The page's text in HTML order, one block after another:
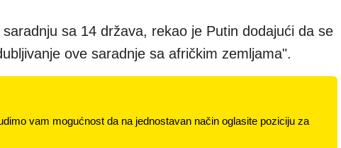
sa 14 država, rekao je Putin dodajući da se
ove saradnje sa afričkim zemljama".
vam mogućnost da na jednostavan način oglasite poziciju za